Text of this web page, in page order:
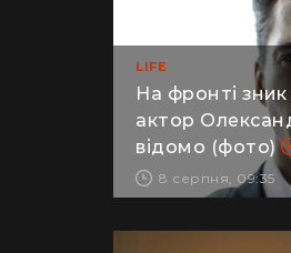
LIFE
На фронті зник
актор
відомо (фото)
8 серпня, 09:35